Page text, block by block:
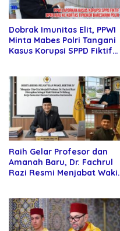
Dobrak Imunitas Elit, PPWI
Minta Mabes Polri Tangani
Kasus Korupsi SPPD Fiktif
Raih Gelar Profesor dan
Amanah Baru, Dr. Fachrul
Razi Resmi Menjabat Wakil